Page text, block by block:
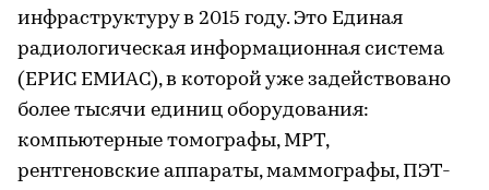
инфраструктуру в 2015 году. Это Единая
радиологическая информационная система
(ЕРИС ЕМИАС), в которой уже задействовано
более тысячи единиц оборудования:
компьютерные томографы, МРТ,
рентгеновские аппараты, маммографы, ПЭТ-